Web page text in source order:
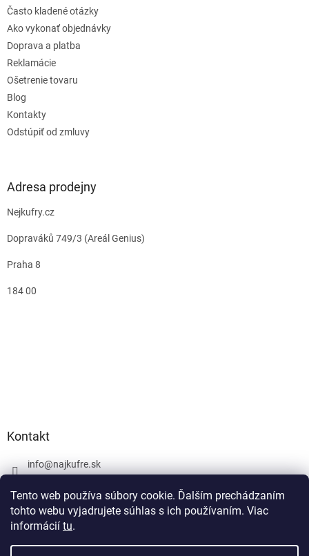
Tento web používa súbory cookie. Ďalším prechádzaním
tohto webu vyjadrujete súhlas s ich používaním. Viac
informácií tu.
Často kladené otázky
Ako vykonať objednávky
Doprava a platba
Reklamácie
Ošetrenie tovaru
Blog
Kontakty
Odstúpiť od zmluvy
Adresa prodejny
Nejkufry.cz
Dopraváků 749/3 (Areál Genius)
Praha 8
184 00
Kontakt
info@najkufre.sk
Facebook